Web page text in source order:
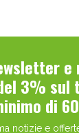
e
3% sul
di
notizie e